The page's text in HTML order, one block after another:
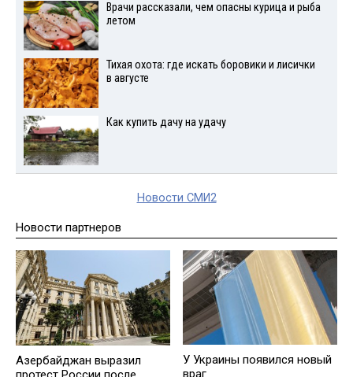
Врачи рассказали, чем опасны курица и рыба
летом
Тихая охота: где искать боровики и лисички
в августе
Как купить дачу на удачу
Новости СМИ2
Новости партнеров
Азербайджан выразил
У Украины появился новый
враг